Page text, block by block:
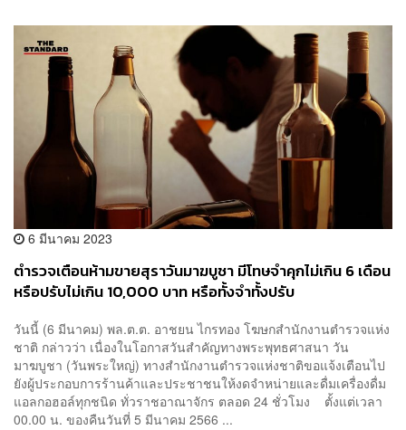
6 มีนาคม 2023
ตำรวจเตือนห้ามขายสุราวันมาฆบูชา มีโทษจำคุกไม่เกิน 6 เดือน
หรือปรับไม่เกิน 10,000 บาท หรือทั้งจำทั้งปรับ
วันนี้ (6 มีนาคม) พล.ต.ต. อาชยน ไกรทอง โฆษกสำนักงานตำรวจแห่ง
ชาติ กล่าวว่า เนื่องในโอกาสวันสำคัญทางพระพุทธศาสนา วัน
มาฆบูชา (วันพระใหญ่) ทางสำนักงานตำรวจแห่งชาติขอแจ้งเตือนไป
ยังผู้ประกอบการร้านค้าและประชาชนให้งดจำหน่ายและดื่มเครื่องดื่ม
แอลกอฮอล์ทุกชนิด ทั่วราชอาณาจักร ตลอด 24 ชั่วโมง ตั้งแต่เวลา
00.00 น. ของคืนวันที่ 5 มีนาคม 2566 ...